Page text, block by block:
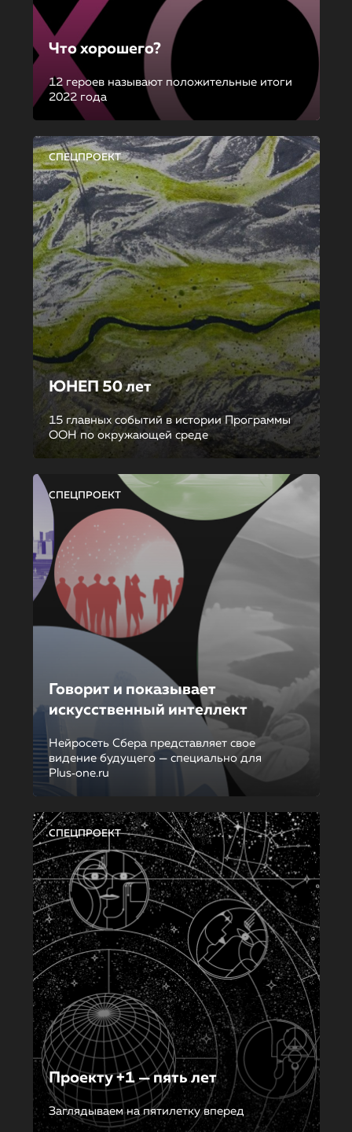
Что хорошего?
12 героев называют положительные итоги
2022 года
СПЕЦПРОЕКТ
ЮНЕП 50 лет
15 главных событий в истории Программы
ООН по окружающей среде
СПЕЦПРОЕКТ
Говорит и показывает
искусственный интеллект
Нейросеть Сбера представляет свое
видение будущего — специально для
Plus‑one.ru
СПЕЦПРОЕКТ
Проекту +1 — пять лет
Заглядываем на пятилетку вперед